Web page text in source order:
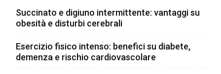
Succinato e digiuno intermittente: vantaggi su
obesità e disturbi cerebrali
Esercizio fisico intenso: benefici su diabete,
demenza e rischio cardiovascolare